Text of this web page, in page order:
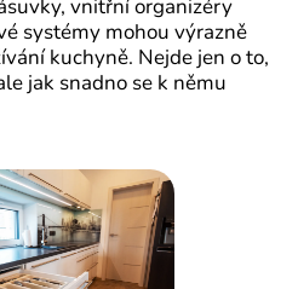
vnitřní organizéry
systémy mohou výrazně
kuchyně. Nejde jen o to,
jak snadno se k němu